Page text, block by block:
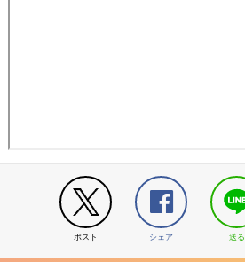
ポスト シェア 送る